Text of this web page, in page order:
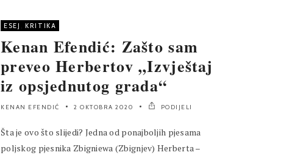
ESEJ , KRITIKA
Kenan Efendić: Zašto sam
preveo Herbertov „Izvještaj
iz opsjednutog grada“
KENAN EFENDIĆ 2 OKTOBRA 2020 PODIJELI
Šta je ovo što slijedi? Jedna od ponajboljih pjesama
poljskog pjesnika Zbigniewa (Zbignjev) Herberta –